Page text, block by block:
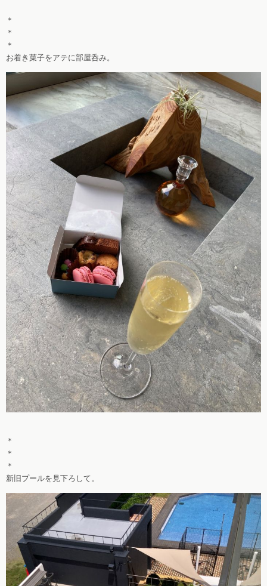
＊
＊
＊
お着き菓子をアテに部屋呑み。
＊
＊
＊
新旧プールを見下ろして。